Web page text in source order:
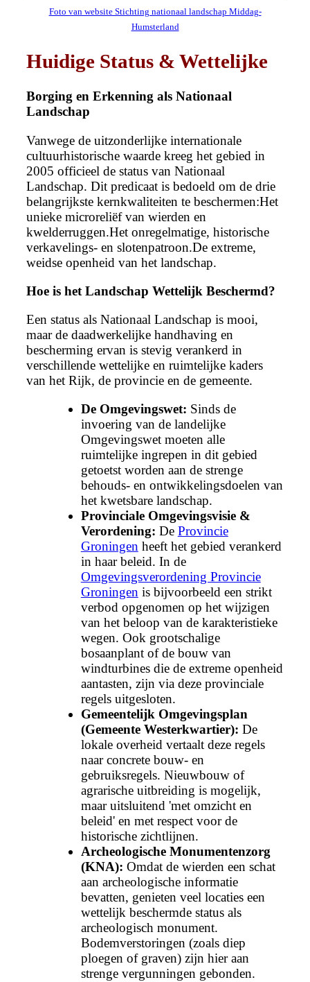
Foto van website Stichting nationaal landschap Middag-
Humsterland
Huidige Status & Wettelijke
Borging en Erkenning als Nationaal
Landschap
Vanwege de uitzonderlijke internationale
cultuurhistorische waarde kreeg het gebied in
2005 officieel de status van Nationaal
Landschap. Dit predicaat is bedoeld om de drie
belangrijkste kernkwaliteiten te beschermen:Het
unieke microreliëf van wierden en
kwelderruggen.Het onregelmatige, historische
verkavelings- en slotenpatroon.De extreme,
weidse openheid van het landschap.
Hoe is het Landschap Wettelijk Beschermd?
Een status als Nationaal Landschap is mooi,
maar de daadwerkelijke handhaving en
bescherming ervan is stevig verankerd in
verschillende wettelijke en ruimtelijke kaders
van het Rijk, de provincie en de gemeente.
De Omgevingswet: Sinds de
invoering van de landelijke
Omgevingswet moeten alle
ruimtelijke ingrepen in dit gebied
getoetst worden aan de strenge
behouds- en ontwikkelingsdoelen van
het kwetsbare landschap.
Provinciale Omgevingsvisie &
Verordening: De Provincie
Groningen heeft het gebied verankerd
in haar beleid. In de
Omgevingsverordening Provincie
Groningen is bijvoorbeeld een strikt
verbod opgenomen op het wijzigen
van het beloop van de karakteristieke
wegen. Ook grootschalige
bosaanplant of de bouw van
windturbines die de extreme openheid
aantasten, zijn via deze provinciale
regels uitgesloten.
Gemeentelijk Omgevingsplan
(Gemeente Westerkwartier): De
lokale overheid vertaalt deze regels
naar concrete bouw- en
gebruiksregels. Nieuwbouw of
agrarische uitbreiding is mogelijk,
maar uitsluitend 'met omzicht en
beleid' en met respect voor de
historische zichtlijnen.
Archeologische Monumentenzorg
(KNA): Omdat de wierden een schat
aan archeologische informatie
bevatten, genieten veel locaties een
wettelijk beschermde status als
archeologisch monument.
Bodemverstoringen (zoals diep
ploegen of graven) zijn hier aan
strenge vergunningen gebonden.